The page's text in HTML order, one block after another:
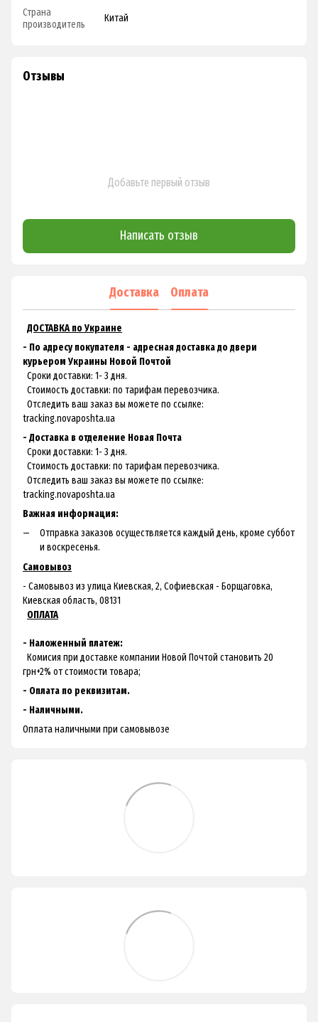
Страна
производитель
Китай
Отзывы
Добавьте первый отзыв
Написать отзыв
Доставка Оплата
ДОСТАВКА по Украине
- По адресу покупателя - адресная доставка до двери
курьером Украины Новой Почтой
Сроки доставки: 1- 3 дня.
Стоимость доставки: по тарифам перевозчика.
Отследить ваш заказ вы можете по ссылке:
tracking.novaposhta.ua
- Доставка в отделение Новая Почта
Сроки доставки: 1- 3 дня.
Стоимость доставки: по тарифам перевозчика.
Отследить ваш заказ вы можете по ссылке:
tracking.novaposhta.ua
Важная информация:
Отправка заказов осуществляется каждый день, кроме суббот
и воскресенья.
Самовывоз
- Самовывоз из улица Киевская, 2, Софиевская - Борщаговка,
Киевская область, 08131
ОПЛАТА
- Наложенный платеж:
Комисия при доставке компании Новой Почтой становить 20
грн+2% от стоимости товара;
- Оплата по реквизитам.
- Наличными.
Оплата наличными при самовывозе